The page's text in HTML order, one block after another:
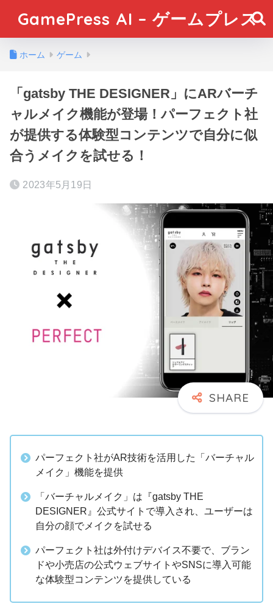
GamePress AI – ゲームプレス
ホーム ゲーム
「gatsby THE DESIGNER」にARバーチ
ャルメイク機能が登場！パーフェクト社
が提供する体験型コンテンツで自分に似
合うメイクを試せる！
2023年5月19日
パーフェクト社がAR技術を活用した「バーチャル
メイク」機能を提供
「バーチャルメイク」は『gatsby THE
DESIGNER』公式サイトで導入され、ユーザーは
自分の顔でメイクを試せる
パーフェクト社は外付けデバイス不要で、ブラン
ドや小売店の公式ウェブサイトやSNSに導入可能
な体験型コンテンツを提供している